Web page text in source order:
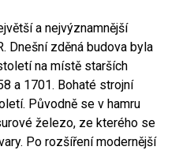
a nejvýznamnější
Dnešní zděná budova byla
na místě starších
a 1701. Bohaté strojní
Původně se v hamru
železo, ze kterého se
Po rozšíření modernější